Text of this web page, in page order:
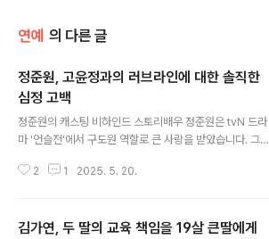
연예 의 다른 글
정준원, 고윤정과의 러브라인에 대한 솔직한
심정 고백
정준원의 캐스팅 비하인드 스토리배우 정준원은 tvN 드라
마 '언슬전'에서 구도원 역할로 큰 사랑을 받았습니다. 그는
전했습니다. 정준원은 '슬의생' 시즌1의 오디션을 본 경험
는 상상도 하지 못했다고 전했습니다. 이러한 과정을 통해
2 1 2025. 5. 20.
김가연, 두 딸의 교육 책임을 19살 큰딸에게